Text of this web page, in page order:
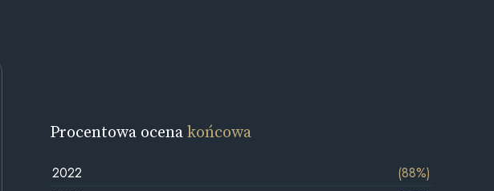
Procentowa ocenakońcowa
2022
(88%)